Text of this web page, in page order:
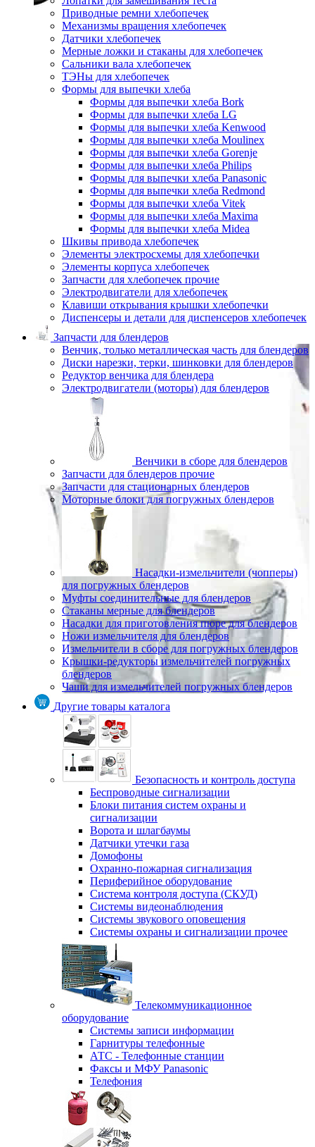
Приводные ремни хлебопечек
Механизмы вращения хлебопечек
Датчики хлебопечек
Мерные ложки и стаканы для хлебопечек
Сальники вала хлебопечек
ТЭНы для хлебопечек
Формы для выпечки хлеба
Формы для выпечки хлеба Bork
Формы для выпечки хлеба LG
Формы для выпечки хлеба Kenwood
Формы для выпечки хлеба Moulinex
Формы для выпечки хлеба Gorenje
Формы для выпечки хлеба Philips
Формы для выпечки хлеба Panasonic
Формы для выпечки хлеба Redmond
Формы для выпечки хлеба Vitek
Формы для выпечки хлеба Maxima
Формы для выпечки хлеба Midea
Шкивы привода хлебопечек
Элементы электросхемы для хлебопечки
Элементы корпуса хлебопечек
Запчасти для хлебопечек прочие
Электродвигатели для хлебопечек
Клавиши открывания крышки хлебопечки
Диспенсеры и детали для диспенсеров хлебопечек
Запчасти для блендеров
Венчик, только металлическая часть для блендеров
Диски нарезки, терки, шинковки для блендеров
Редуктор венчика для блендера
Электродвигатели (моторы) для блендеров
Венчики в сборе для блендеров
Запчасти для блендеров прочие
Запчасти для стационарных блендеров
Моторные блоки для погружных блендеров
Насадки-измельчители (чопперы)
для погружных блендеров
Муфты соединительные для блендеров
Стаканы мерные для блендеров
Насадки для приготовления пюре для блендеров
Ножи измельчителя для блендеров
Измельчители в сборе для погружных блендеров
Крышки-редукторы измельчителей погружных
блендеров
Чаши для измельчителей погружных блендеров
Другие товары каталога
Безопасность и контроль доступа
Беспроводные сигнализации
Блоки питания систем охраны и
сигнализации
Ворота и шлагбаумы
Датчики утечки газа
Домофоны
Охранно-пожарная сигнализация
Периферийное оборудование
Система контроля доступа (СКУД)
Системы видеонаблюдения
Системы звукового оповещения
Системы охраны и сигнализации прочее
Телекоммуникационное
оборудование
Системы записи информации
Гарнитуры телефонные
АТС - Телефонные станции
Факсы и МФУ Panasonic
Телефония